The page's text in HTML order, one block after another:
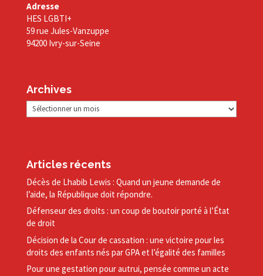
Adresse
HES LGBTI+
59 rue Jules-Vanzuppe
94200 Ivry-sur-Seine
Archives
Archives
Articles récents
Décès de Lhabib Lewis : Quand un jeune demande de
l’aide, la République doit répondre.
Défenseur des droits : un coup de boutoir porté à l’État
de droit
Décision de la Cour de cassation : une victoire pour les
droits des enfants nés par GPA et l’égalité des familles
Pour une gestation pour autrui, pensée comme un acte